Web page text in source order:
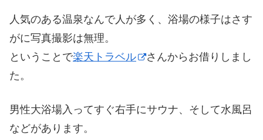
人気のある温泉なんで人が多く、浴場の様子はさす
がに写真撮影は無理。
ということで楽天トラベル
さんからお借りしまし
た。
男性大浴場入ってすぐ右手にサウナ、そして水風呂
などがあります。